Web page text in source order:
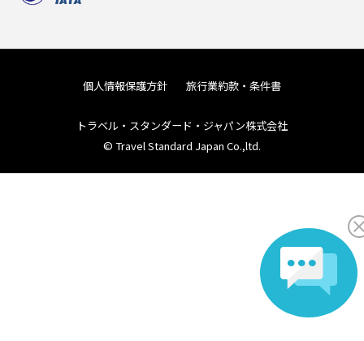
個人情報保護方針 旅行業約款・条件書
トラベル・スタンダード・ジャパン株式会社
© Travel Standard Japan Co.,ltd.